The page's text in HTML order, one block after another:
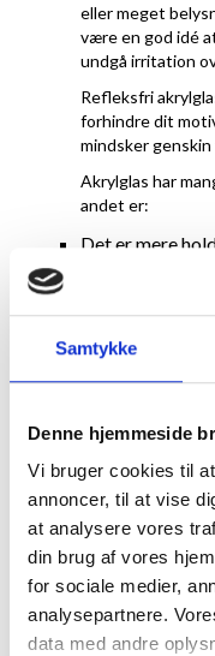
Samtykke
Denne hjemmeside
Vi bruger cookies til
annoncer, til at vise
at analysere vores
din brug af vores
for sociale medier,
analysepartnere.
data med andre
eller meget
være en god idé
undgå irritation
Refleksfri
forhindre dit
mindsker
Akrylglas har
andet er:
Det er mere
særlig
motiv i at falme.
Det er et lettere
store rammer.
Dog skal man
akrylglas ikke
der indeholder
akrylrens,
statiske
som et